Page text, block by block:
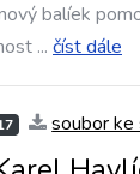
balíek
... číst dále
soubor ke